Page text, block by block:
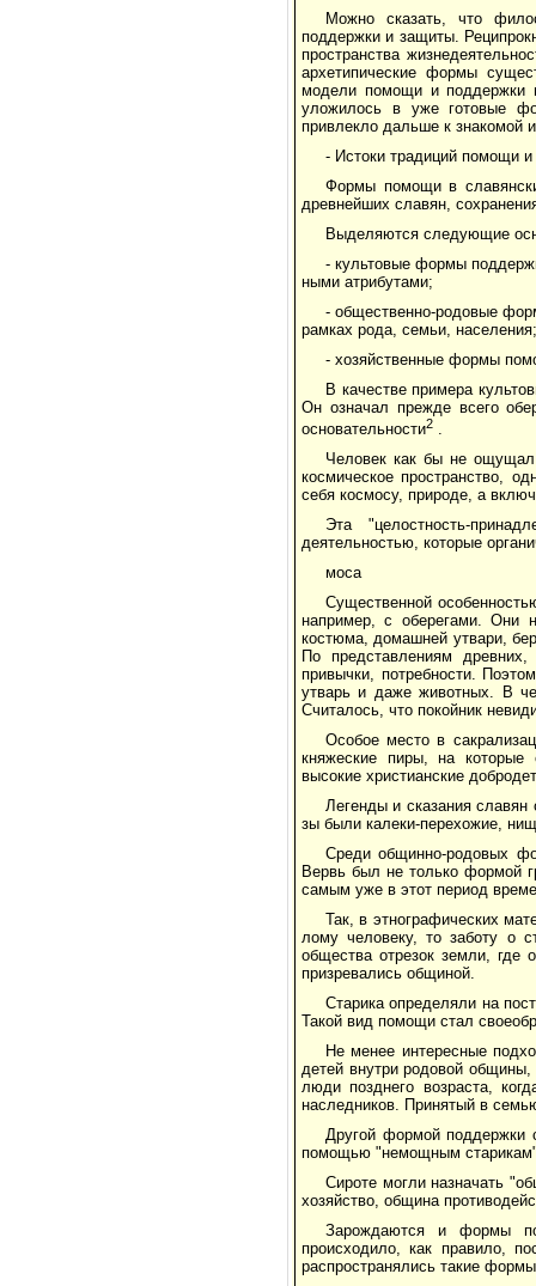
Можно сказать, что
поддержки и защиты.
пространства
архетипические формы
модели помощи и поддержки
уложилось в уже готовые
привлекло дальше к знакомой
- Истоки традиций помощи
Формы помощи в
древней­ших славян,
Выделяются следующие
- культовые формы
ными атрибутами;
- общественно-родовые
рамках рода, семьи, населения;
- хозяйственные формы
В качестве примера
Он означал прежде всего
основа­тельности2 .
Человек как бы не
космическое пространство,
себя кос­мосу, природе, а
Эта "целостность-
деятельностью, которые
моса
Существенной
на­пример, с оберегами. Они
костюма, домашней утвари,
По представ­лениям
привычки, потребности.
утварь и даже животных. В
Считалось, что покойник
Особое место в
кня­жеские пиры, на которые
высокие хри­стианские
Легенды и сказания
зы были калеки-перехожие,
Среди общинно-родовых
Вервь был не только формой
самым уже в этот период
Так, в этнографических
лому человеку, то заботу о
общества отрезок земли,
призревались об­щиной.
Старика определяли на
Та­кой вид помощи стал
Не менее интересные
детей внутри родовой
люди по­зднего возраста,
наследников. Приня­тый в
Другой формой поддержки
помо­щью "немощным
Сироте могли назначать
хозяйство, община
Зарождаются и формы
происходило, как правило,
распространялись та­кие